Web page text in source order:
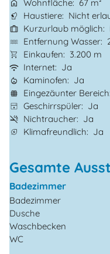
Wohnfläche
67 m²
Haustiere
Nicht
Kurzurlaub möglich
Entfernung Wasser
Einkaufen
3.200 m
Internet
Ja
Kaminofen
Ja
Eingezäunter Bereich
Geschirrspüler
Ja
Nichtraucher
Ja
Klimafreundlich
Ja
Gesamte
Badezimmer
Badezimmer
Dusche
Waschbecken
WC